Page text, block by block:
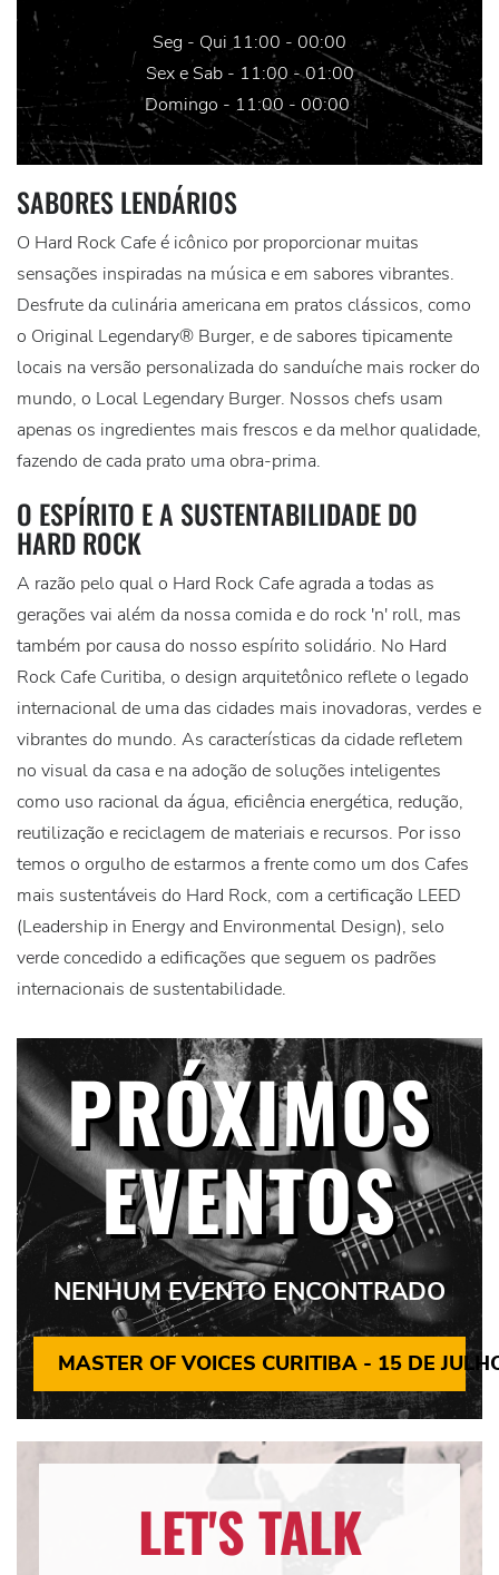
Seg - Qui 11:00 - 00:00
Sex e Sab - 11:00 - 01:00
Domingo - 11:00 - 00:00
SABORES LENDÁRIOS
O Hard Rock Cafe é icônico por proporcionar muitas
sensações inspiradas na música e em sabores vibrantes.
Desfrute da culinária americana em pratos clássicos, como
o Original Legendary® Burger, e de sabores tipicamente
locais na versão personalizada do sanduíche mais rocker do
mundo, o Local Legendary Burger. Nossos chefs usam
apenas os ingredientes mais frescos e da melhor qualidade,
fazendo de cada prato uma obra-prima.
O ESPÍRITO E A SUSTENTABILIDADE DO
HARD ROCK
A razão pelo qual o Hard Rock Cafe agrada a todas as
gerações vai além da nossa comida e do rock 'n' roll, mas
também por causa do nosso espírito solidário. No Hard
Rock Cafe Curitiba, o design arquitetônico reflete o legado
internacional de uma das cidades mais inovadoras, verdes e
vibrantes do mundo. As características da cidade refletem
no visual da casa e na adoção de soluções inteligentes
como uso racional da água, eficiência energética, redução,
reutilização e reciclagem de materiais e recursos. Por isso
temos o orgulho de estarmos a frente como um dos Cafes
mais sustentáveis do Hard Rock, com a certificação LEED
(Leadership in Energy and Environmental Design), selo
verde concedido a edificações que seguem os padrões
internacionais de sustentabilidade.
PRÓXIMOS
EVENTOS
NENHUM EVENTO ENCONTRADO
MASTER OF VOICES CURITIBA - 15 DE
LET'S TALK